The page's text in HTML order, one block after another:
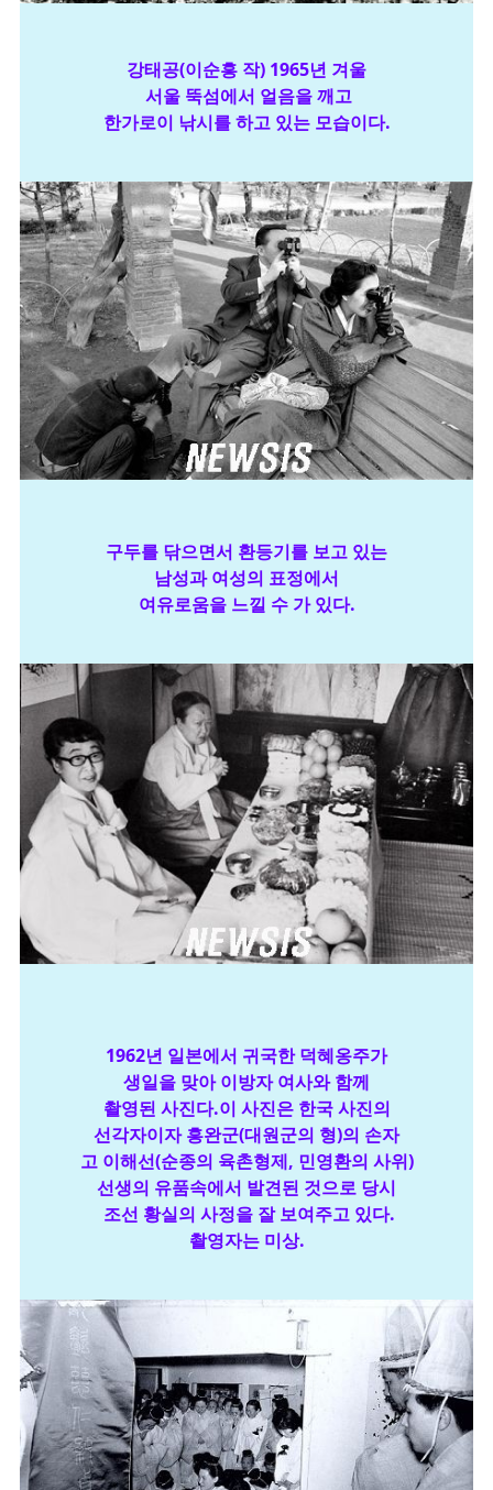
강태공(이순흥 작) 1965년 겨울
서울 뚝섬에서 얼음을 깨고
한가로이 낚시를 하고 있는 모습이다.
구두를 닦으면서 환등기를 보고 있는
남성과 여성의 표정에서
여유로움을 느낄 수 가 있다.
1962년 일본에서 귀국한 덕혜옹주가
생일을 맞아이방자 여사와 함께
촬영된 사진다.이 사진은 한국 사진의
선각자이자 흥완군(대원군의 형)의 손자
고 이해선(순종의 육촌형제, 민영환의 사위)
선생의 유품속에서 발견된 것으로 당시
조선 황실의 사정을 잘 보여주고 있다.
촬영자는 미상.